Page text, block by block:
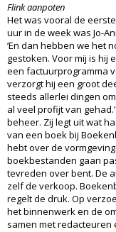
Flink aanpoten
Het was vooral de
uur in de week was Jo-
’En dan hebben we het
gestoken. Voor mij is hij
een factuurprogramma
verzorgt hij een groot
steeds allerlei dingen
al veel profijt van
beheer. Zij legt uit wat
van een boek bij
hebt over de
boekbestanden gaan
tevreden over bent. De
zelf de verkoop.
regelt de druk. Op
het binnenwerk en de
samen met redacteuren